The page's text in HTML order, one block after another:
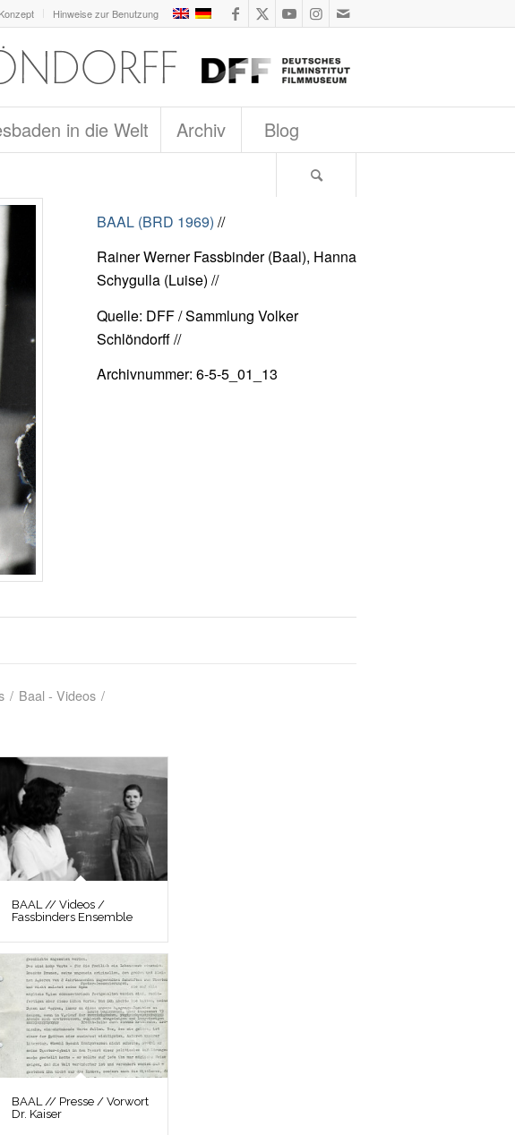
Konzept Hinweise zur Benutzung
in die Welt Archiv Blog
BAAL (BRD 1969) //
Rainer Werner Fassbinder (Baal), Hanna
Schygulla (Luise) //
Quelle: DFF / Sammlung Volker
Schlöndorff //
Archivnummer: 6-5-5_01_13
/ Baal - Videos /
BAAL // Videos /
Fassbinders Ensemble
BAAL // Presse / Vorwort
Dr. Kaiser